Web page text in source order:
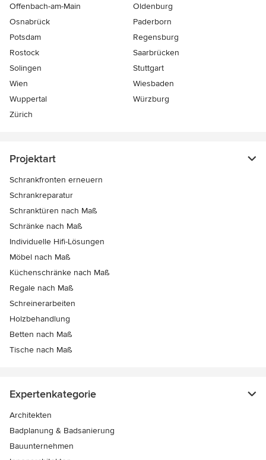
Offenbach-am-Main
Oldenburg
Osnabrück
Paderborn
Potsdam
Regensburg
Rostock
Saarbrücken
Solingen
Stuttgart
Wien
Wiesbaden
Wuppertal
Würzburg
Zürich
Projektart
Schrankfronten erneuern
Schrankreparatur
Schranktüren nach Maß
Schränke nach Maß
Individuelle Hifi-Lösungen
Möbel nach Maß
Küchenschränke nach Maß
Regale nach Maß
Schreinerarbeiten
Holzbehandlung
Betten nach Maß
Tische nach Maß
Expertenkategorie
Architekten
Badplanung & Badsanierung
Bauunternehmen